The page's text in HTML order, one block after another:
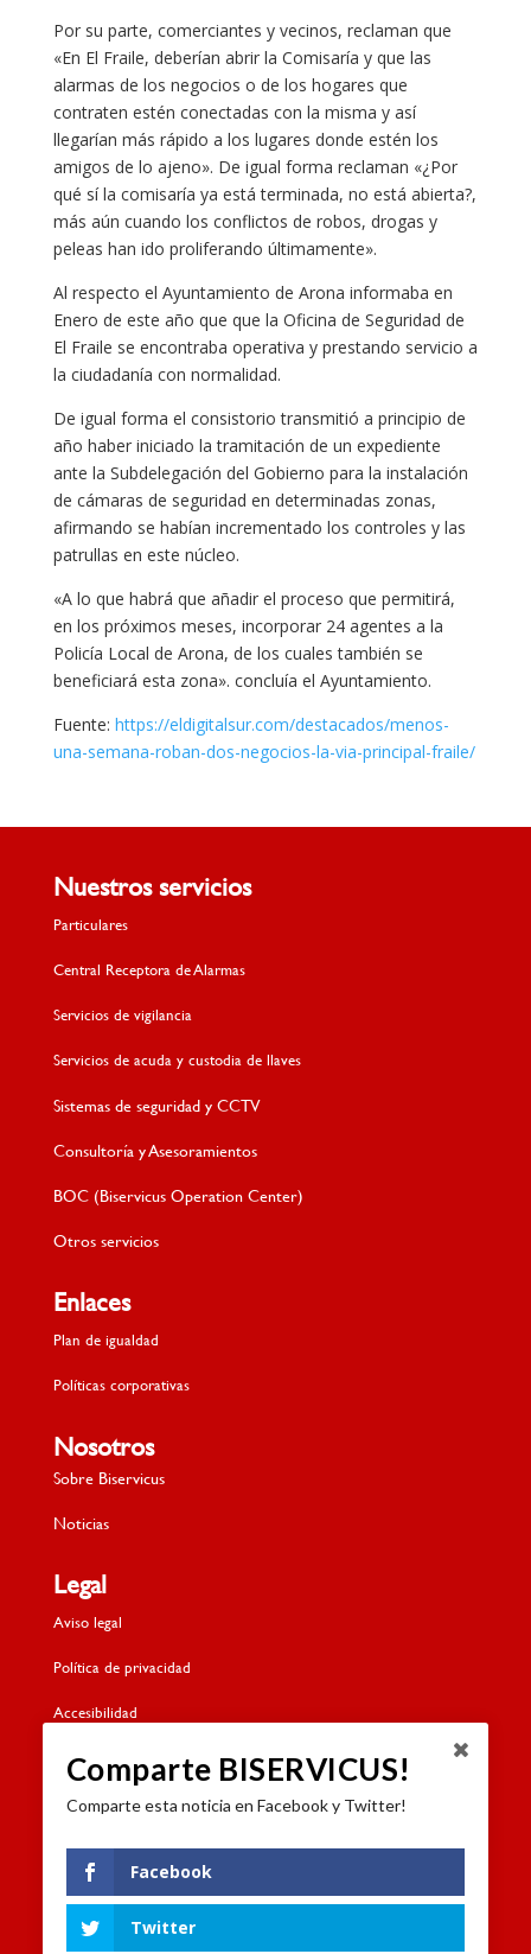
Por su parte, comerciantes y vecinos, reclaman que
«En El Fraile, deberían abrir la Comisaría y que las
alarmas de los negocios o de los hogares que
contraten estén conectadas con la misma y así
llegarían más rápido a los lugares donde estén los
amigos de lo ajeno». De igual forma reclaman «¿Por
qué sí la comisaría ya está terminada, no está abierta?,
más aún cuando los conflictos de robos, drogas y
peleas han ido proliferando últimamente».
Al respecto el Ayuntamiento de Arona informaba en
Enero de este año que que la Oficina de Seguridad de
El Fraile se encontraba operativa y prestando servicio a
la ciudadanía con normalidad.
De igual forma el consistorio transmitió a principio de
año haber iniciado la tramitación de un expediente
ante la Subdelegación del Gobierno para la instalación
de cámaras de seguridad en determinadas zonas,
afirmando se habían incrementado los controles y las
patrullas en este núcleo.
«A lo que habrá que añadir el proceso que permitirá,
en los próximos meses, incorporar 24 agentes a la
Policía Local de Arona, de los cuales también se
beneficiará esta zona». concluía el Ayuntamiento.
Fuente: https://eldigitalsur.com/destacados/menos-
una-semana-roban-dos-negocios-la-via-principal-fraile/
Nuestros servicios
Particulares
Central Receptora de Alarmas
Servicios de vigilancia
Servicios de acuda y custodia de llaves
Sistemas de seguridad y CCTV
Consultoría y Asesoramientos
BOC (Biservicus Operation Center)
Otros servicios
Enlaces
Plan de igualdad
Políticas corporativas
Nosotros
Sobre Biservicus
Noticias
Legal
Aviso legal
Política de privacidad
Accesibilidad
Política de cookies
Contacto
Formulario de contacto
Trabaja con nosotros
Comparte BISERVICUS!
Comparte esta noticia en Facebook y Twitter!
Facebook
Twitter